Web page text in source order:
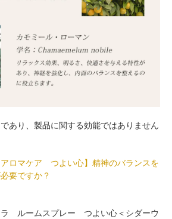
あり、製品に関する効能ではありません
ロマケア つよい心】精神のバランスを
要ですか？
ルームスプレー つよい心＜シダーウ